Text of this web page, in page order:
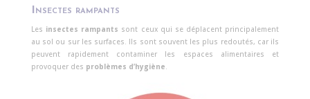
Insectes rampants
Les insectes rampants sont ceux qui se déplacent principalement
au sol ou sur les surfaces. Ils sont souvent les plus redoutés, car ils
peuvent rapidement contaminer les espaces alimentaires et
provoquer des problèmes d’hygiène.